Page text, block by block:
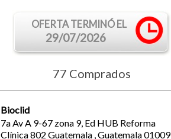
OFERTA TERMINÓ EL
29/07/2026
77 Comprados
Bioclid
7a Av A 9-67 zona 9, Ed HUB Reforma
Clínica 802 Guatemala,Guatemala01009